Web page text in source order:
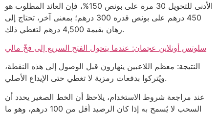
الأدنى للتحويل 30 مرة على بونص 150%، فإن العائد المطلوب هو
450 درهم على بونص قدره 300 درهم؛ بمعنى آخر، تحتاج إلى
رهان بقيمة 4,500 درهم لتغطي ذلك.
سلوتس أونلاين عجمان: عندما يتحول الفتح السريع إلى فخّ مالي
النتيجة: معظم اللاعبين ينهارون قبل الوصول إلى هذه النقطة،
ويُتركوا بدفعات رمزية لا تغطي حتى الإيداع الأصلي.
عند مراجعة شروط الاستخدام، يلاحظ أن الخط الصغير يحدد أن
السحب لا يُسمح به إذا كان الرصيد أقل من 100 درهم، وهو ما